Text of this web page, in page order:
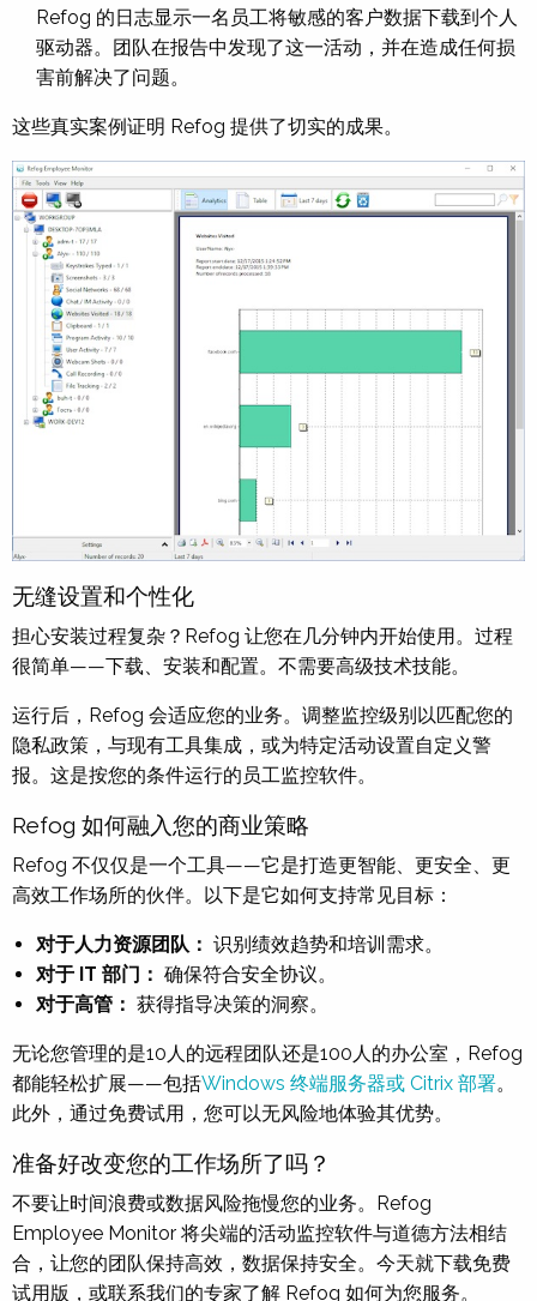
Refog 的日志显示一名员工将敏感的客户数据下载到个人
驱动器。团队在报告中发现了这一活动，并在造成任何损
害前解决了问题。
这些真实案例证明 Refog 提供了切实的成果。
无缝设置和个性化
担心安装过程复杂？Refog 让您在几分钟内开始使用。过程
很简单——下载、安装和配置。不需要高级技术技能。
运行后，Refog 会适应您的业务。调整监控级别以匹配您的
隐私政策，与现有工具集成，或为特定活动设置自定义警
报。这是按您的条件运行的员工监控软件。
Refog 如何融入您的商业策略
Refog 不仅仅是一个工具——它是打造更智能、更安全、更
高效工作场所的伙伴。以下是它如何支持常见目标：
对于人力资源团队： 识别绩效趋势和培训需求。
对于 IT 部门： 确保符合安全协议。
对于高管： 获得指导决策的洞察。
无论您管理的是10人的远程团队还是100人的办公室，Refog
都能轻松扩展——包括Windows 终端服务器或 Citrix 部署。
此外，通过免费试用，您可以无风险地体验其优势。
准备好改变您的工作场所了吗？
不要让时间浪费或数据风险拖慢您的业务。Refog
Employee Monitor 将尖端的活动监控软件与道德方法相结
合，让您的团队保持高效，数据保持安全。今天就下载免费
试用版，或联系我们的专家了解 Refog 如何为您服务。